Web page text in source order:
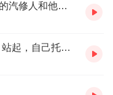
凡人列传15期-爱自由爱生活爱机车的汽修人和他的长期主义
凡人列传14期--憧憬、跌倒、自责、站起，自己托起自己一片天的财务女侠，家羽